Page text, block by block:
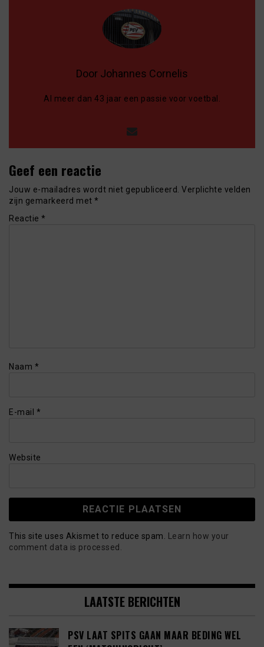
Door Johannes Cornelis
Al meer dan 43 jaar een passie voor voetbal.
Geef een reactie
Jouw e-mailadres wordt niet gepubliceerd. Verplichte velden
zijn gemarkeerd met *
Reactie *
Naam *
E-mail *
Website
This site uses Akismet to reduce spam. Learn how your
comment data is processed.
LAATSTE BERICHTEN
PSV LAAT SPITS GAAN MAAR BEDING WEL